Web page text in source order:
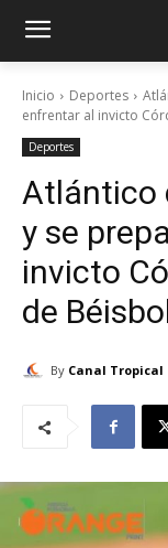
Inicio Deportes
enfrentar al invicto
Deportes
Atlántico
y se
invicto
de
By Canal Tropical